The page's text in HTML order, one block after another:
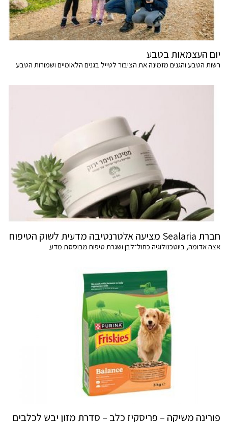
יום העצמאות בטבע
רשות הטבע והגנים מזמינה את הציבור לטייל בגנים הלאומיים ושמורות הטבע
חברת Sealaria מציעה אלטרנטיבה מדעית לשוק הטיפוח
אצה אדומה, ביוטכנולוגיה כחול־לבן ושגרת טיפוח מבוססת מדע
פורינה משיקה – פריסקיז כלב – סדרת מזון יבש לכלבים